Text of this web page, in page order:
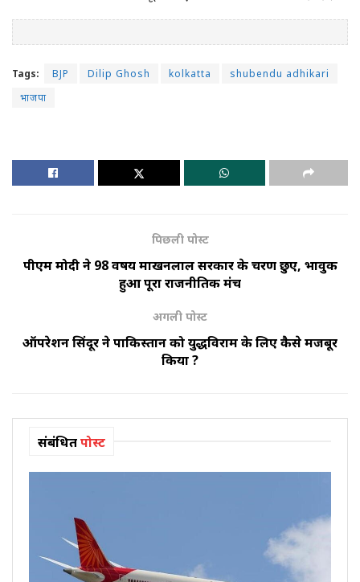
Tags: BJP Dilip Ghosh kolkatta
shubendu adhikari
भाजपा
पिछली पोस्ट
पीएम मोदी ने 98 वर्षीय माखनलाल सरकार के चरण छुए, भावुक
हुआ पूरा राजनीतिक मंच
अगली पोस्ट
ऑपरेशन सिंदूर ने पाकिस्तान को युद्धविराम के लिए कैसे मजबूर
किया ?
संबंधितपोस्ट